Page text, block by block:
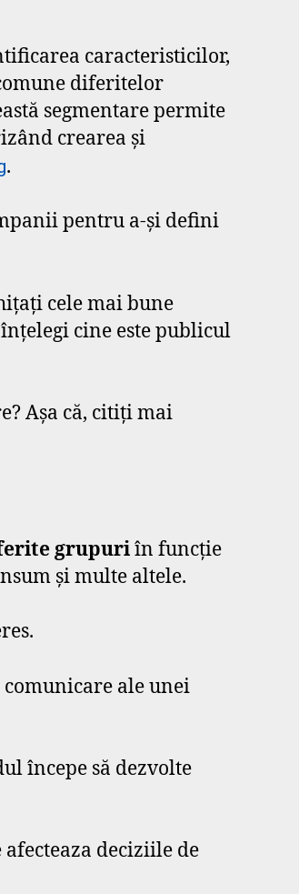
caracteristicilor,
diferitelor
segmentare permite
crearea și
.
pentru a-și defini
cele mai bune
cine este publicul
Așa că, citiți mai
grupuriîn funcție
și multe altele.
comunicare ale unei
începe să dezvolte
deciziile de